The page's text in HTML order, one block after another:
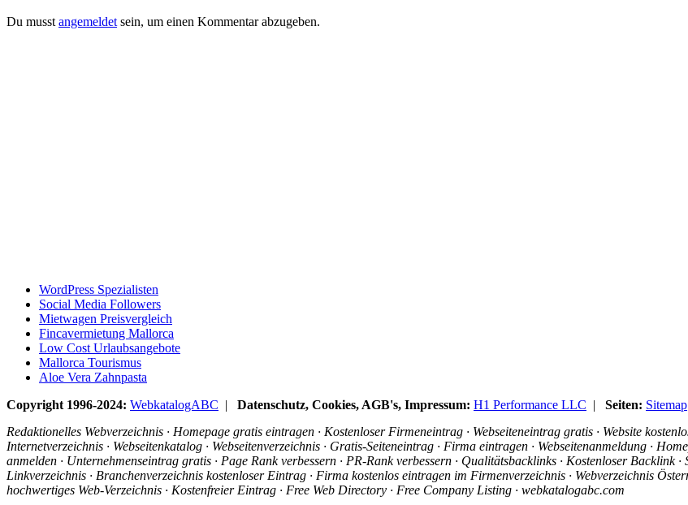
Du musst angemeldet sein, um einen Kommentar abzugeben.
WordPress Spezialisten
Social Media Followers
Mietwagen Preisvergleich
Fincavermietung Mallorca
Low Cost Urlaubsangebote
Mallorca Tourismus
Aloe Vera Zahnpasta
Copyright 1996-2024: WebkatalogABC | Datenschutz, Cookies, AGB's, Impressum: H1 Performance LLC | Seiten: Sitemap
Redaktionelles Webverzeichnis · Homepage gratis eintragen · Kostenloser Firmeneintrag · Webseiteneintrag gratis · Website
Internetverzeichnis · Webseitenkatalog · Webseitenverzeichnis · Gratis-Seiteneintrag · Firma eintragen · Webseitenanmeldung ·
anmelden · Unternehmenseintrag gratis · Page Rank verbessern · PR-Rank verbessern · Qualitätsbacklinks · Kostenloser Backlink
Linkverzeichnis · Branchenverzeichnis kostenloser Eintrag · Firma kostenlos eintragen im Firmenverzeichnis · Webverzeichnis
hochwertiges Web-Verzeichnis · Kostenfreier Eintrag · Free Web Directory · Free Company Listing · webkatalogabc.com